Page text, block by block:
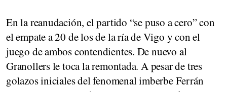
En la reanudación, el partido “se puso a cero” con
el empate a 20 de los de la ría de Vigo y con el
juego de ambos contendientes. De nuevo al
Granollers le toca la remontada. A pesar de tres
golazos iniciales del fenomenal imberbe Ferrán